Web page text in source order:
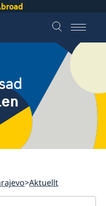
Aktuellt